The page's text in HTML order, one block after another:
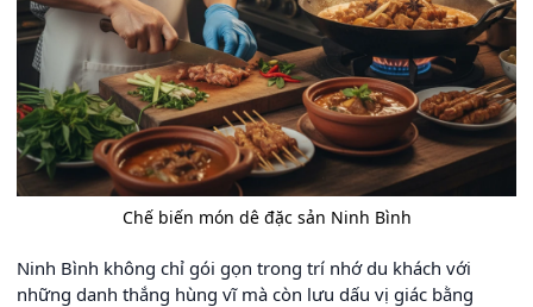
Chế biến món dê đặc sản Ninh Bình
Ninh Bình không chỉ gói gọn trong trí nhớ du khách với
những danh thắng hùng vĩ mà còn lưu dấu vị giác bằng